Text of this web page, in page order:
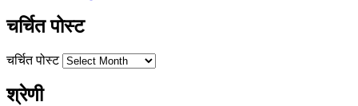
चर्चित पोस्ट
चर्चित पोस्ट
श्रेणी